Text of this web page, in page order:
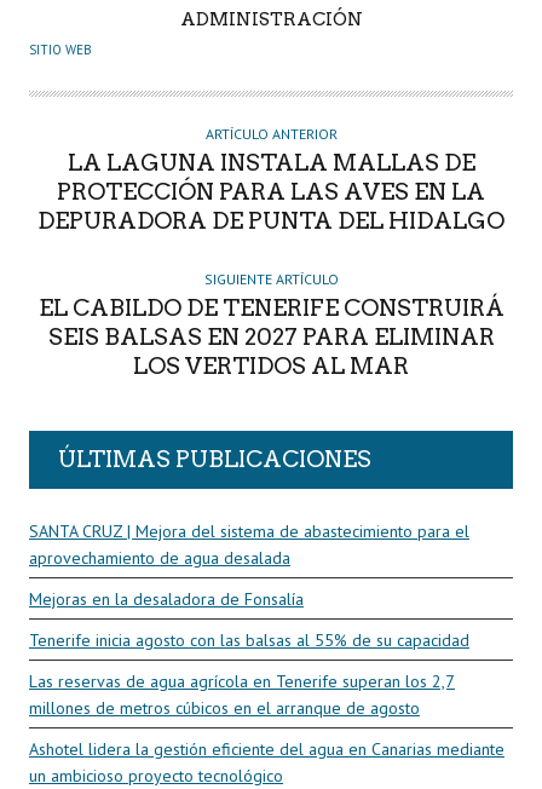
U
O
ADMINISTRACIÓN
SITIO WEB
ARTÍCULO ANTERIOR
LA LAGUNA INSTALA MALLAS DE
PROTECCIÓN PARA LAS AVES EN LA
DEPURADORA DE PUNTA DEL HIDALGO
SIGUIENTE ARTÍCULO
EL CABILDO DE TENERIFE CONSTRUIRÁ
SEIS BALSAS EN 2027 PARA ELIMINAR
LOS VERTIDOS AL MAR
ÚLTIMAS PUBLICACIONES
SANTA CRUZ | Mejora del sistema de abastecimiento para el
aprovechamiento de agua desalada
Mejoras en la desaladora de Fonsalía
Tenerife inicia agosto con las balsas al 55% de su capacidad
Las reservas de agua agrícola en Tenerife superan los 2,7
millones de metros cúbicos en el arranque de agosto
Ashotel lidera la gestión eficiente del agua en Canarias mediante
un ambicioso proyecto tecnológico